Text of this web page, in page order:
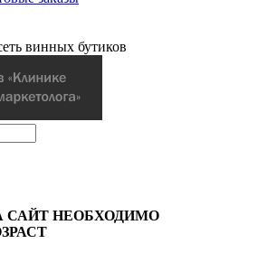
винных бутиков
САЙТ НЕОБХОДИМО